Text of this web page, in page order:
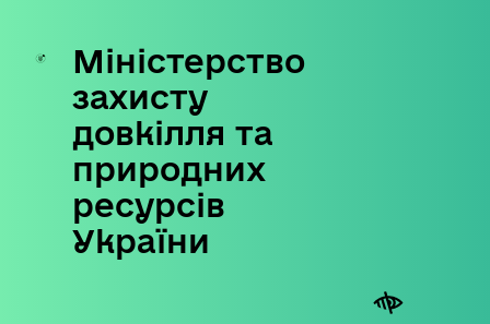
Skip
content
Міністерство
захисту
довкілля та
природних
ресурсів
України